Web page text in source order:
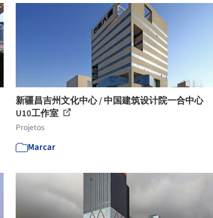
新疆昌吉州文化中心 / 中国建筑设计院一合中心
U10工作室
Projetos
Marcar